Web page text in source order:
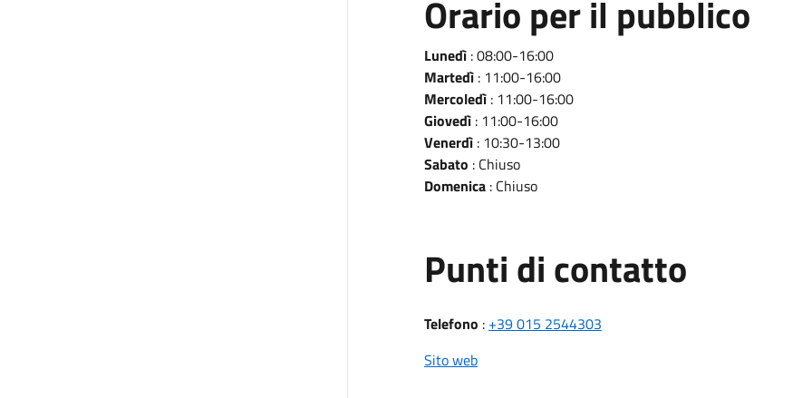
Orario per il pubblico
Lunedì: 08:00-16:00
Martedì: 11:00-16:00
Mercoledì: 11:00-16:00
Giovedì: 11:00-16:00
Venerdì: 10:30-13:00
Sabato : Chiuso
Domenica: Chiuso
Punti di contatto
Telefono : +39 015 2544303
Sito web